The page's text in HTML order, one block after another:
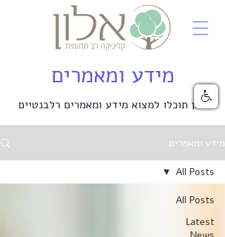
מידע ומאמרים
כאן תוכלו למצוא מידע ומאמרים רלבנטיים
מידע ומאמרים
All Posts
Latest
All Posts